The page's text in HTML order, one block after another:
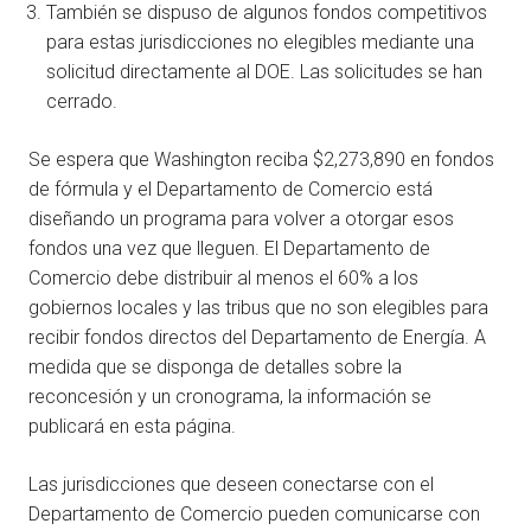
También se dispuso de algunos fondos competitivos
para estas jurisdicciones no elegibles mediante una
solicitud directamente al DOE. Las solicitudes se han
cerrado.
Se espera que Washington reciba $2,273,890 en fondos
de fórmula y el Departamento de Comercio está
diseñando un programa para volver a otorgar esos
fondos una vez que lleguen. El Departamento de
Comercio debe distribuir al menos el 60% a los
gobiernos locales y las tribus que no son elegibles para
recibir fondos directos del Departamento de Energía. A
medida que se disponga de detalles sobre la
reconcesión y un cronograma, la información se
publicará en esta página.
Las jurisdicciones que deseen conectarse con el
Departamento de Comercio pueden comunicarse con